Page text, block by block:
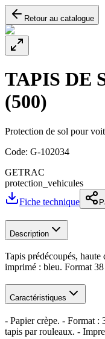
Retour au catalogue
TAPIS DE
(500)
Protection de sol pour
Code: G-102034
GETRAC
protection_vehicules
Fiche technique
Description
Tapis prédécoupés,
imprimé : bleu. Format
Caractéristiques
- Papier crèpe. - Format :
tapis par rouleaux. -